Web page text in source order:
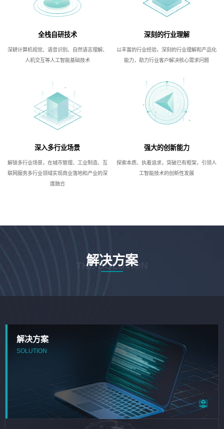
全栈自研技术
深耕计算机视觉、语音识别、自然语言理解、
人机交互等人工智能基础技术
深刻的行业理解
以丰富的行业经验，深刻的行业理解和产品化
能力，助力行业客户解决核心需求问题
深入多行业场景
解锁多行业场景，在城市管理、工业制造、互
联网服务多行业领域实现商业落地和产业的深
度融合
强大的创新能力
探索本质、执着追求，突破已有框架，引领人
工智能技术的创新性发展
解决方案
THE SOLUTION
解决方案
SOLUTION